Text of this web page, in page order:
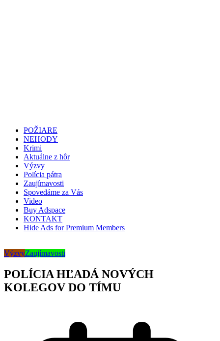
POŽIARE
NEHODY
Krimi
Aktuálne z hôr
Výzvy
Polícia pátra
Zaujímavosti
Spovedáme za Vás
Video
Buy Adspace
KONTAKT
Hide Ads for Premium Members
VýzvyZaujímavosti
POLÍCIA HĽADÁ NOVÝCH
KOLEGOV DO TÍMU